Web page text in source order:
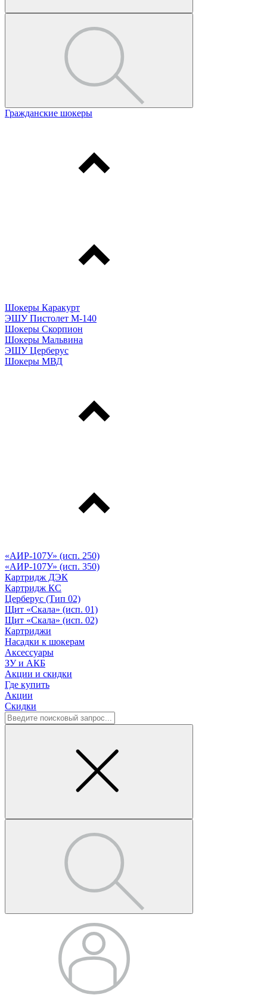
Гражданские шокеры
Шокеры Каракурт
ЭШУ Пистолет М-140
Шокеры Скорпион
Шокеры Мальвина
ЭШУ Церберус
Шокеры МВД
«АИР-107У» (исп. 250)
«АИР-107У» (исп. 350)
Картридж ДЭК
Картридж КС
Церберус (Тип 02)
Щит «Скала» (исп. 01)
Щит «Скала» (исп. 02)
Картриджи
Насадки к шокерам
Аксессуары
ЗУ и АКБ
Акции и скидки
Где купить
Акции
Скидки